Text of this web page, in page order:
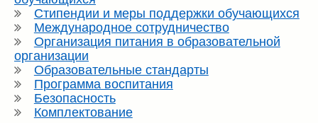
Стипендии и меры поддержки обучающихся
Международное сотрудничество
Организация питания в образовательной
организации
Образовательные стандарты
Программа воспитания
Безопасность
Комплектование